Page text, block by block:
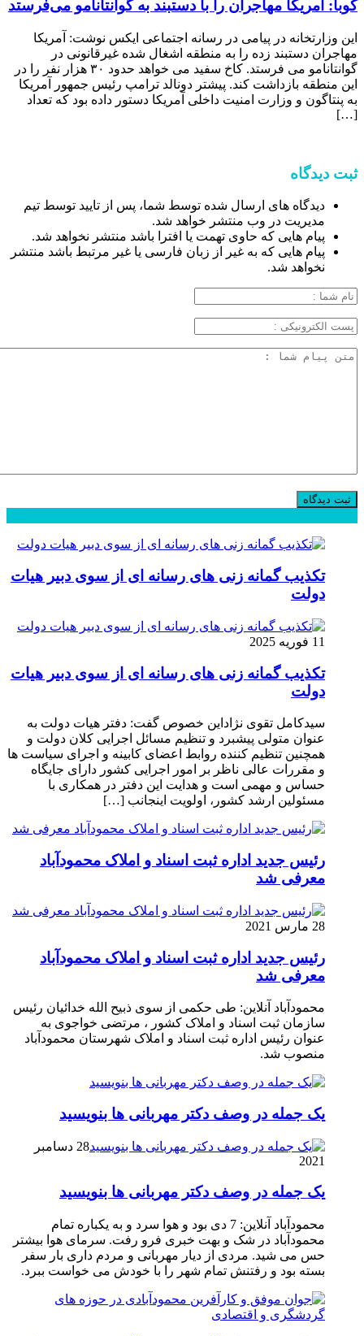
کوبا: آمریکا مهاجران را با دستبند به گوانتانامو می‌فرستد
این وزارتخانه در پیامی در رسانه اجتماعی ایکس نوشت: آمریکا
مهاجران دستبند زده را به منطقه اشغال شده غیرقانونی در
گوانتانامو می فرستد. کاخ سفید می خواهد حدود ۳۰ هزار نفر را در
این منطقه بازداشت کند. پیشتر دونالد ترامپ رئیس جمهور آمریکا
به پنتاگون و وزارت امنیت داخلی آمریکا دستور داده بود که تعداد
[…]
ثبت دیدگاه
دیدگاه های ارسال شده توسط شما، پس از تایید توسط تیم
مدیریت در وب منتشر خواهد شد.
پیام هایی که حاوی تهمت یا افترا باشد منتشر نخواهد شد.
پیام هایی که به غیر از زبان فارسی یا غیر مرتبط باشد منتشر
نخواهد شد.
تکذیب گمانه زنی های رسانه ای از سوی دبیر هیات
دولت
11 فوریه 2025
تکذیب گمانه زنی های رسانه ای از سوی دبیر هیات
دولت
سیدکامل تقوی نژاداین خصوص گفت: دفتر هیات دولت به
عنوان متولی پیشبرد و تنظیم مسائل اجرایی کلان دولت و
همچنین تنظیم کننده روابط اعضای کابینه و اجرای سیاست ها
و مقررات عالی ناظر بر امور اجرایی کشور دارای جایگاه
حساس و مهمی است و هدایت این دفتر در همکاری با
مسئولین ارشد کشور، اولویت اینجانب […]
رئیس جدید اداره ثبت اسناد و املاک محمودآباد
معرفی شد
28 مارس 2021
رئیس جدید اداره ثبت اسناد و املاک محمودآباد
معرفی شد
محمودآباد آنلاین: طی حکمی از سوی ذبیح الله خدائیان رئیس
سازمان ثبت اسناد و املاک کشور ، مرتضی خواجوی به
عنوان رئیس اداره ثبت اسناد و املاک شهرستان محمودآباد
منصوب شد.
یک جمله در وصف دکتر مهربانی ها بنویسید
28 دسامبر
2021
یک جمله در وصف دکتر مهربانی ها بنویسید
محمودآباد آنلاین: 7 دی بود و هوا سرد و به یکباره تمام
محمودآباد در شک و بهت خبری فرو رفت. سرمای هوا بیشتر
حس می شید. مردی از دیار مهربانی و مردم داری بار سفر
بسته بود و رفتنش تمام شهر را با خودش می خواست ببرد.